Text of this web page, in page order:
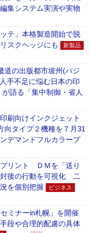
集システム実演や実物
テ」本格製造開始で脱
スクヘッジにも
新製品
道の出版都市坡州(パジ
手不足に悩む日本の印
語る「集中制御・省人
刷向けインクジェット
タイプ２機種を７月31
デマンドフルカラープ
プリント ＤＭを「送り
後の行動を可視化 二
を個別把握
ビジネス
ミナーin札幌」を開催
段や合理的配慮の具体